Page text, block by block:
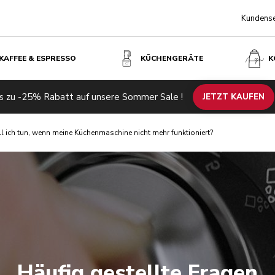
& ESPRESSO KÜCHENGERÄTE
zu -25% Rabatt auf unsere Sommer Sale ! JETZT KAUFEN
ich tun, wenn meine Küchenmaschine nicht mehr funktioniert?